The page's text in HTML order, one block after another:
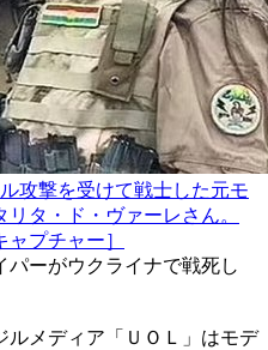
攻撃を受けて戦士した元モ
タ・ド・ヴァーレさん。
プチャー］
パーがウクライナで戦死し
ルメディア「ＵＯＬ」はモデ